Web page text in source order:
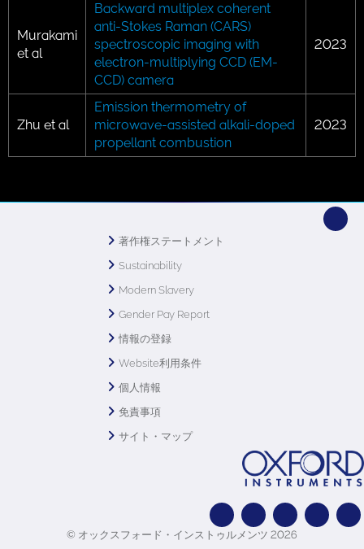
Murakami
et al
Backward multiplex coherent
anti-Stokes Raman (CARS)
spectroscopic imaging with
electron-multiplying CCD (EM-
CCD) camera
2023
Zhu et al
Emission thermometry of
microwave-assisted alkali-doped
propellant combustion
2023
著作権ステートメント
Sustainability
Modern Slavery
Gender Pay Report
情報の登録
Website利用条件
個人情報
免責事項
サイト・マップ
© オックスフォード・インストゥルメンツ 2026